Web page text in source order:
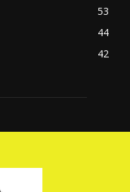
53
44
42